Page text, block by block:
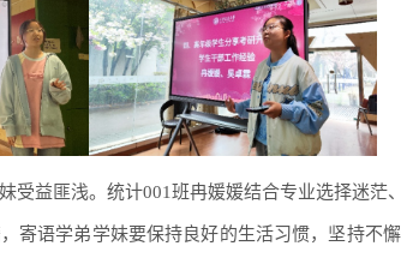
受益匪浅。统计001班冉媛媛结合专业选择迷茫
寄语学弟学妹要保持良好的生活习惯，坚持不